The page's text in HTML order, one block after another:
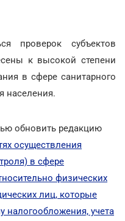
проверок субъектов
к высокой степени
в сфере санитарного
населения.
обновить редакцию
осуществления
в сфере
физических
лиц, которые
налогообложения, учета